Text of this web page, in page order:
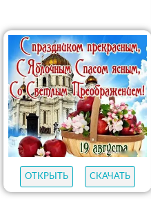
ОТКРЫТЬ
СКАЧАТЬ